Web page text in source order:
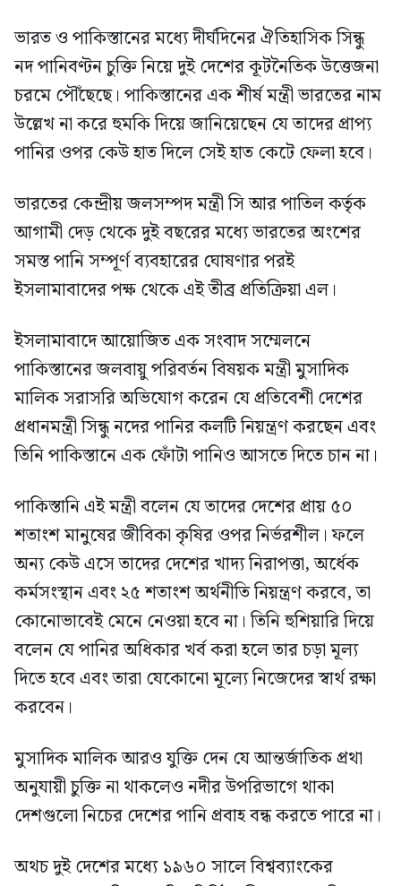
ভারত ও পাকিস্তানের মধ্যে দীর্ঘদিনের ঐতিহাসিক সিন্ধু
নদ পানিবণ্টন চুক্তি নিয়ে দুই দেশের কূটনৈতিক উত্তেজনা
চরমে পৌঁছেছে। পাকিস্তানের এক শীর্ষ মন্ত্রী ভারতের নাম
উল্লেখ না করে হুমকি দিয়ে জানিয়েছেন যে তাদের প্রাপ্য
পানির ওপর কেউ হাত দিলে সেই হাত কেটে ফেলা হবে।
ভারতের কেন্দ্রীয় জলসম্পদ মন্ত্রী সি আর পাতিল কর্তৃক
আগামী দেড় থেকে দুই বছরের মধ্যে ভারতের অংশের
সমস্ত পানি সম্পূর্ণ ব্যবহারের ঘোষণার পরই
ইসলামাবাদের পক্ষ থেকে এই তীব্র প্রতিক্রিয়া এল।
ইসলামাবাদে আয়োজিত এক সংবাদ সম্মেলনে
পাকিস্তানের জলবায়ু পরিবর্তন বিষয়ক মন্ত্রী মুসাদিক
মালিক সরাসরি অভিযোগ করেন যে প্রতিবেশী দেশের
প্রধানমন্ত্রী সিন্ধু নদের পানির কলটি নিয়ন্ত্রণ করছেন এবং
তিনি পাকিস্তানে এক ফোঁটা পানিও আসতে দিতে চান না।
পাকিস্তানি এই মন্ত্রী বলেন যে তাদের দেশের প্রায় ৫০
শতাংশ মানুষের জীবিকা কৃষির ওপর নির্ভরশীল। ফলে
অন্য কেউ এসে তাদের দেশের খাদ্য নিরাপত্তা, অর্ধেক
কর্মসংস্থান এবং ২৫ শতাংশ অর্থনীতি নিয়ন্ত্রণ করবে, তা
কোনোভাবেই মেনে নেওয়া হবে না। তিনি হুশিয়ারি দিয়ে
বলেন যে পানির অধিকার খর্ব করা হলে তার চড়া মূল্য
দিতে হবে এবং তারা যেকোনো মূল্যে নিজেদের স্বার্থ রক্ষা
করবেন।
মুসাদিক মালিক আরও যুক্তি দেন যে আন্তর্জাতিক প্রথা
অনুযায়ী চুক্তি না থাকলেও নদীর উপরিভাগে থাকা
দেশগুলো নিচের দেশের পানি প্রবাহ বন্ধ করতে পারে না।
অথচ দুই দেশের মধ্যে ১৯৬০ সালে বিশ্বব্যাংকের